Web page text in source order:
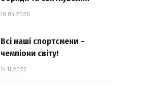
18.04.2025
Всі наші спортсмени –
чемпіони світу!
14.11.2022